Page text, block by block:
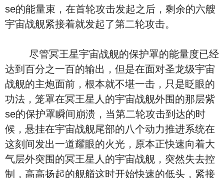
se的能量束，在首轮攻击发起之后，剩余的六艘
宇宙战舰紧接着就发起了第二轮攻击。
尽管冥王星宇宙战舰的保护罩的能量度已经
达到百分之一百的输出，但是在面对圣龙级宇宙
战舰的主炮面前，根本就不堪一击，只是眨眼的
功法，笼罩在冥王星人的宇宙战舰外围的那层紫
se的保护罩瞬间崩溃，当第二轮攻击到达的时
候，悬挂在宇宙战舰尾部的八个动力推进系统在
这刻间发出一道耀眼的火光，原本正快速向着大
气层外突围的冥王星人的宇宙战舰，突然失去控
制，高高扬起的舰艏这时开始快速的低头，紧接